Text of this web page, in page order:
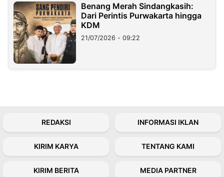
Benang Merah Sindangkasih:
Dari Perintis Purwakarta hingga
KDM
21/07/2026 - 09:22
REDAKSI INFORMASI IKLAN
KIRIM KARYA TENTANG KAMI
KIRIM BERITA MEDIA PARTNER